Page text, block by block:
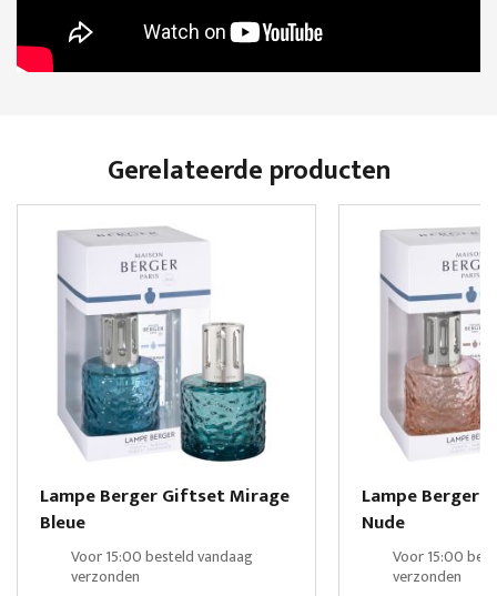
Gerelateerde producten
Lampe Berger Giftset Mirage
Bleue
Voor 15:00 besteld vandaag
verzonden
Lampe Berger
Nude
Voor 15:00
verzonden